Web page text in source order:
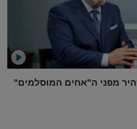
מפני ה"אחים המוסלמים"